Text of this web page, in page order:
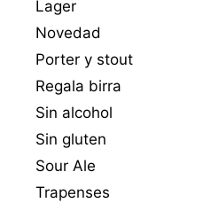
Lager
Novedad
Porter y stout
Regala birra
Sin alcohol
Sin gluten
Sour Ale
Trapenses